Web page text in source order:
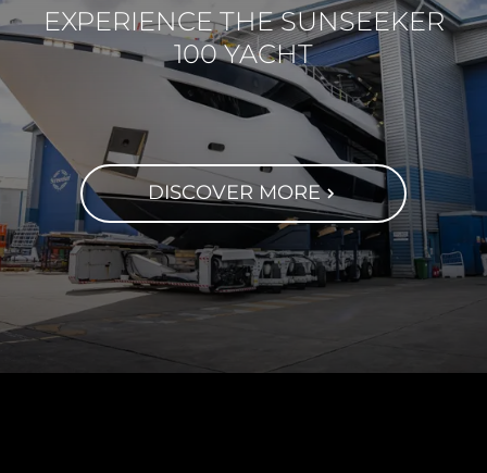
EXPERIENCE THE SUNSEEKER
100 YACHT
DISCOVER MORE